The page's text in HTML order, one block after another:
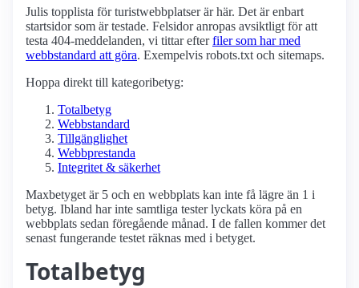
Julis topplista för turist­webbplatser är här. Det är enbart
startsidor som är testade. Felsidor anropas avsiktligt för att
testa 404-meddelanden, vi tittar efterfiler som har med
webbstandard att göra. Exempelvis robots.txt och sitemaps.
Hoppa direkt till kategoribetyg:
Totalbetyg
Webbstandard
Tillgänglighet
Webbprestanda
Integritet & säkerhet
Maxbetyget är 5 och en webbplats kan inte få lägre än 1 i
betyg. Ibland har inte samtliga tester lyckats köra på en
webbplats sedan föregående månad. I de fallen kommer det
senast fungerande testet räknas med i betyget.
Totalbetyg